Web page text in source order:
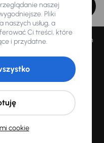
obowiązuje we wszystkich
z o.o. („AAA AUTO”).
wybranych pojazdów
internetowym
w prezentowanej
pomiędzy najniższą ceną
a jego aktualną ceną
promocją jest zmienna i
dostępnych pojazdów
każdego dnia.
obowiązującymi
do niej prawa z mocą
naszej
Pliki
naszych usług, a
Ci treści, które
i przydatne.
cookie